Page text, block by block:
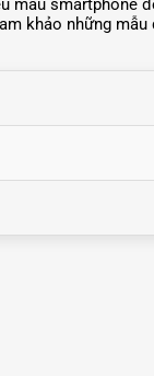
khảo những